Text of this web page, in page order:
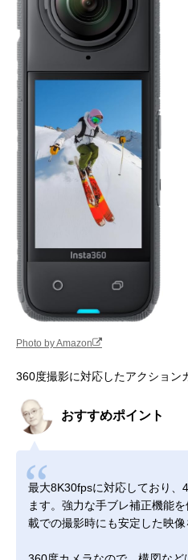
Photo by Amazon
360度撮影に対応したアクション
おすすめポイント
最大8K30fpsに対応しており、
ます。強力な手ブレ補正機能
載での撮影時にも安定した映像